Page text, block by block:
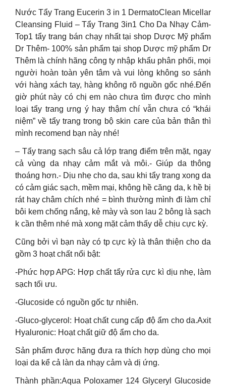
Nước Tẩy Trang Eucerin 3 in 1 DermatoClean Micellar
Cleansing Fluid – Tẩy Trang 3in1 Cho Da Nhạy Cảm-
Top1 tẩy trang bán chạy nhất tại shop Dược Mỹ phẩm
Dr Thêm- 100% sản phẩm tại shop Dược mỹ phẩm Dr
Thêm là chính hãng công ty nhập khẩu phân phối, mọi
người hoàn toàn yên tâm và vui lòng không so sánh
với hàng xách tay, hàng không rõ nguồn gốc nhé.Đến
giờ phút này có chị em nào chưa tìm được cho mình
loại tẩy trang ưng ý hay thậm chí vẫn chưa có “khái
niệm” về tẩy trang trong bộ skin care của bản thân thì
mình recomend bạn này nhé!
– Tẩy trang sạch sâu cả lớp trang điểm trên mặt, ngay
cả vùng da nhạy cảm mắt và môi.- Giúp da thông
thoáng hơn.- Dịu nhẹ cho da, sau khi tẩy trang xong da
có cảm giác sạch, mềm mại, không hề căng da, k hề bị
rát hay châm chích nhé = bình thường mình đi làm chỉ
bôi kem chống nắng, kẻ mày và son lau 2 bông là sạch
k cần thêm nhé mà xong mặt cảm thấy dễ chịu cực kỳ.
Cũng bởi vì bạn này có tp cực kỳ là thân thiện cho da
gồm 3 hoạt chất nổi bật:
-Phức hợp APG: Hợp chất tẩy rửa cực kì dịu nhẹ, làm
sạch tối ưu.
-Glucoside có nguồn gốc tự nhiên.
-Gluco-glycerol: Hoạt chất cung cấp độ ẩm cho da.Axit
Hyaluronic: Hoạt chất giữ độ ẩm cho da.
Sản phẩm được hãng đưa ra thích hợp dùng cho mọi
loại da kể cả làn da nhạy cảm và dị ứng.
Thành phần:Aqua Poloxamer 124 Glyceryl Glucoside